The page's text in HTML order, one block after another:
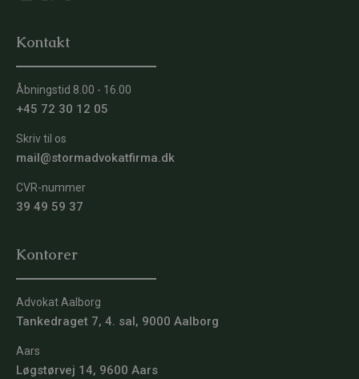
Kontakt
Åbningstid 8.00 - 16.00
+45 72 30 12 05
Skriv til os
mail@stormadvokatfirma.dk
CVR-nummer
39 49 59 37
Kontorer
Advokat Aalborg
Tankedraget 7, 4. sal, 9000 Aalborg
Aars
Løgstørvej 14, 9600 Aars